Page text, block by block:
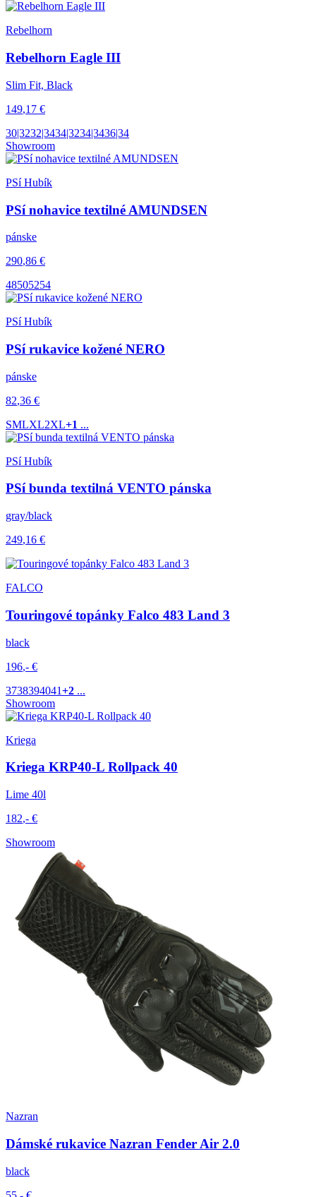
Rebelhorn
Rebelhorn Eagle III
Slim Fit, Black
149,17 €
30|3232|3434|3234|3436|34
Showroom
PSí Hubík
PSí nohavice textilné AMUNDSEN
pánske
290,86 €
48505254
PSí Hubík
PSí rukavice kožené NERO
pánske
82,36 €
SMLXL2XL+1 ...
PSí Hubík
PSí bunda textilná VENTO pánska
gray/black
249,16 €
FALCO
Touringové topánky Falco 483 Land 3
black
196,- €
3738394041+2 ...
Showroom
Kriega
Kriega KRP40-L Rollpack 40
Lime 40l
182,- €
Showroom
Nazran
Dámské rukavice Nazran Fender Air 2.0
black